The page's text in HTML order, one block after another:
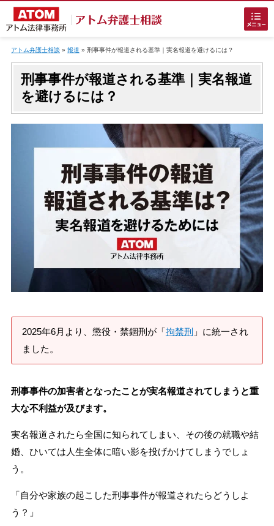
ホームに戻る
刑事事件でお困りの方
刑事事件の無料相談
接見・面会を弁護士に依頼
アトムについて
弁護士費用
アクセス
解決実績
アトム弁護士相談 » 報道 » 刑事事件が報道される基準｜実名報道を避けるには？
刑事事件が報道される基準｜実名報道
を避けるには？
2025年6月より、懲役・禁錮刑が「拘禁刑 」に統一され
ました。
刑事事件の加害者となったことが実名報道されてしまうと重
大な不利益が及びます。
実名報道されたら全国に知られてしまい、その後の就職や結
婚、ひいては人生全体に暗い影を投げかけてしまうでしょ
う。
「自分や家族の起こした刑事事件が報道されたらどうしよ
う？」